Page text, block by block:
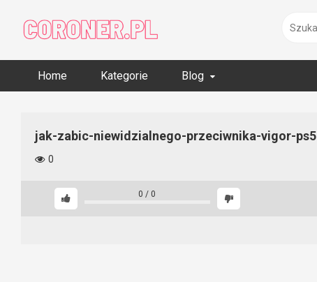
content
Home Kategorie Blog
jak-zabic-niewidzialnego-przeciwnika-vigor-ps5
0
0 / 0